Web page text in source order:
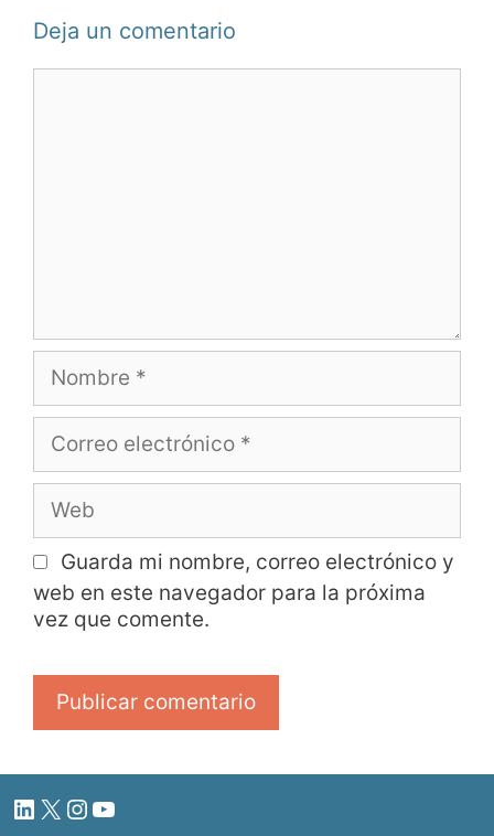
Deja un comentario
Guarda mi nombre, correo electrónico y
web en este navegador para la próxima
vez que comente.